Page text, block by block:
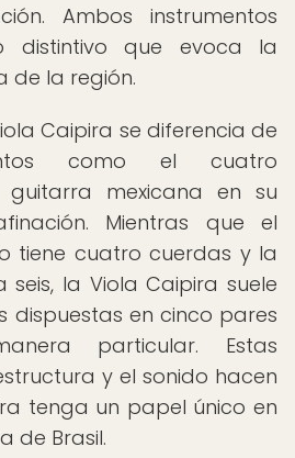
Ambos instrumentos
distintivo que evoca la
de la región.
Caipira se diferencia de
como el cuatro
mexicana en su
Mientras que el
tiene cuatro cuerdas y la
la Viola Caipira suele
dispuestas en cinco pares
particular. Estas
y el sonido hacen
tenga un papel único en
de Brasil.